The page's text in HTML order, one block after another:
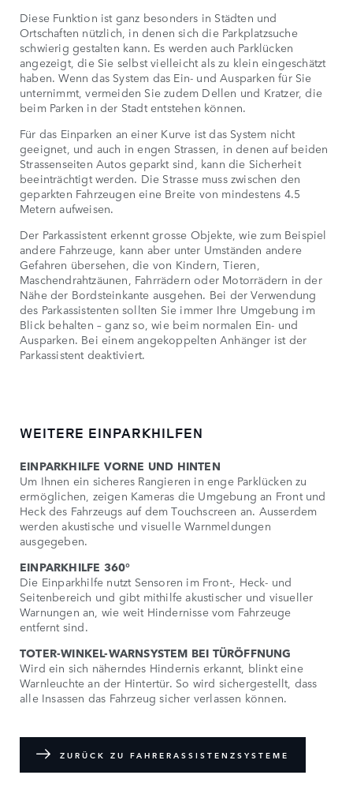
Diese Funktion ist ganz besonders in Städten und
Ortschaften nützlich, in denen sich die Parkplatzsuche
schwierig gestalten kann. Es werden auch Parklücken
angezeigt, die Sie selbst vielleicht als zu klein eingeschätzt
haben. Wenn das System das Ein- und Ausparken für Sie
unternimmt, vermeiden Sie zudem Dellen und Kratzer, die
beim Parken in der Stadt entstehen können.
Für das Einparken an einer Kurve ist das System nicht
geeignet, und auch in engen Strassen, in denen auf beiden
Strassenseiten Autos geparkt sind, kann die Sicherheit
beeinträchtigt werden. Die Strasse muss zwischen den
geparkten Fahrzeugen eine Breite von mindestens 4.5
Metern aufweisen.
Der Parkassistent erkennt grosse Objekte, wie zum Beispiel
andere Fahrzeuge, kann aber unter Umständen andere
Gefahren übersehen, die von Kindern, Tieren,
Maschendrahtzäunen, Fahrrädern oder Motorrädern in der
Nähe der Bordsteinkante ausgehen. Bei der Verwendung
des Parkassistenten sollten Sie immer Ihre Umgebung im
Blick behalten – ganz so, wie beim normalen Ein- und
Ausparken. Bei einem angekoppelten Anhänger ist der
Parkassistent deaktiviert.
WEITERE EINPARKHILFEN
EINPARKHILFE VORNE UND HINTEN
Um Ihnen ein sicheres Rangieren in enge Parklücken zu
ermöglichen, zeigen Kameras die Umgebung an Front und
Heck des Fahrzeugs auf dem Touchscreen an. Ausserdem
werden akustische und visuelle Warnmeldungen
ausgegeben.
EINPARKHILFE 360°
Die Einparkhilfe nutzt Sensoren im Front-, Heck- und
Seitenbereich und gibt mithilfe akustischer und visueller
Warnungen an, wie weit Hindernisse vom Fahrzeuge
entfernt sind.
TOTER-WINKEL-WARNSYSTEM BEI TÜRÖFFNUNG
Wird ein sich näherndes Hindernis erkannt, blinkt eine
Warnleuchte an der Hintertür. So wird sichergestellt, dass
alle Insassen das Fahrzeug sicher verlassen können.
ZURÜCK ZU FAHRERASSISTENZSYSTEME